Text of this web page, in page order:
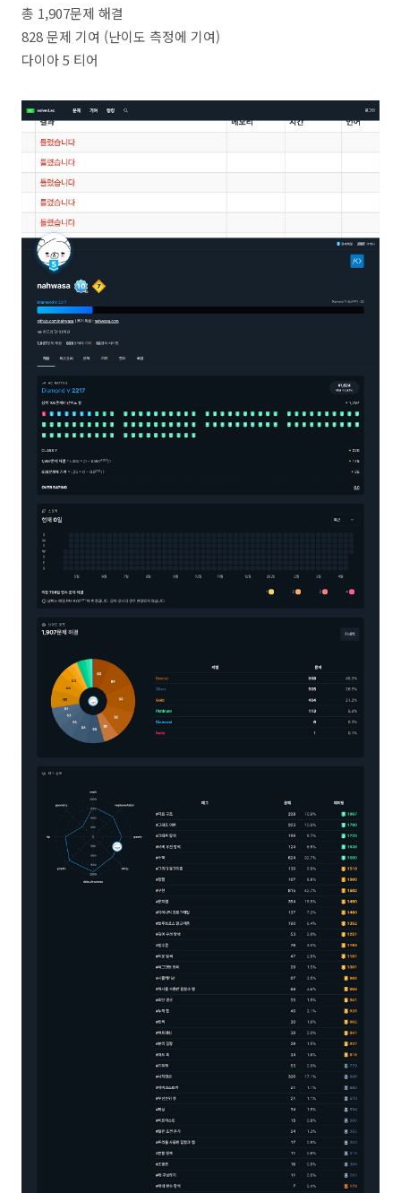
총 1,907문제 해결
828 문제 기여 (난이도 측정에 기여)
다이아 5 티어